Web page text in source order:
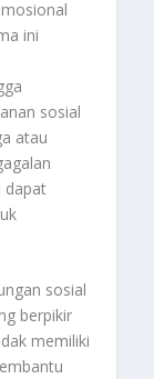
ini
sosial
atau
dapat
sosial
berpikir
memiliki